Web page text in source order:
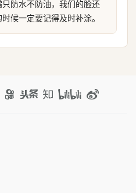
防水不防油，我们的脸还
候一定要记得及时补涂。